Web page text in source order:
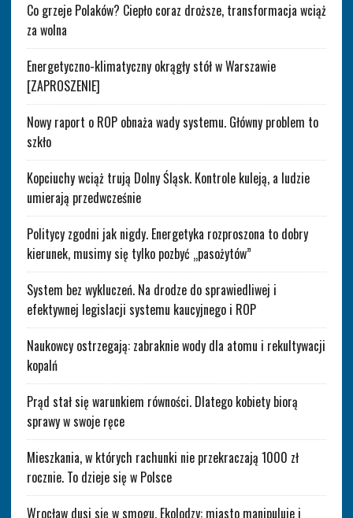
Co grzeje Polaków? Ciepło coraz droższe, transformacja wciąż
za wolna
Energetyczno-klimatyczny okrągły stół w Warszawie
[ZAPROSZENIE]
Nowy raport o ROP obnaża wady systemu. Główny problem to
szkło
Kopciuchy wciąż trują Dolny Śląsk. Kontrole kuleją, a ludzie
umierają przedwcześnie
Politycy zgodni jak nigdy. Energetyka rozproszona to dobry
kierunek, musimy się tylko pozbyć „pasożytów”
System bez wykluczeń. Na drodze do sprawiedliwej i
efektywnej legislacji systemu kaucyjnego i ROP
Naukowcy ostrzegają: zabraknie wody dla atomu i rekultywacji
kopalń
Prąd stał się warunkiem równości. Dlatego kobiety biorą
sprawy w swoje ręce
Mieszkania, w których rachunki nie przekraczają 1000 zł
rocznie. To dzieje się w Polsce
Wrocław dusi się w smogu. Ekolodzy: miasto manipuluje i